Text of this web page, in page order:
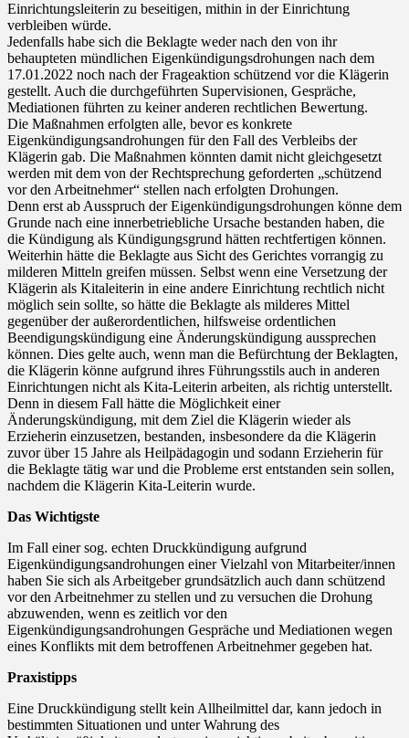
Einrichtungsleiterin zu beseitigen, mithin in der Einrichtung
verbleiben würde.
Jedenfalls habe sich die Beklagte weder nach den von ihr
behaupteten mündlichen Eigenkündigungsdrohungen nach dem
17.01.2022 noch nach der Frageaktion schützend vor die Klägerin
gestellt. Auch die durchgeführten Supervisionen, Gespräche,
Mediationen führten zu keiner anderen rechtlichen Bewertung.
Die Maßnahmen erfolgten alle, bevor es konkrete
Eigenkündigungsandrohungen für den Fall des Verbleibs der
Klägerin gab. Die Maßnahmen könnten damit nicht gleichgesetzt
werden mit dem von der Rechtsprechung geforderten „schützend
vor den Arbeitnehmer“ stellen nach erfolgten Drohungen.
Denn erst ab Ausspruch der Eigenkündigungsdrohungen könne dem
Grunde nach eine innerbetriebliche Ursache bestanden haben, die
die Kündigung als Kündigungsgrund hätten rechtfertigen können.
Weiterhin hätte die Beklagte aus Sicht des Gerichtes vorrangig zu
milderen Mitteln greifen müssen. Selbst wenn eine Versetzung der
Klägerin als Kitaleiterin in eine andere Einrichtung rechtlich nicht
möglich sein sollte, so hätte die Beklagte als milderes Mittel
gegenüber der außerordentlichen, hilfsweise ordentlichen
Beendigungskündigung eine Änderungskündigung aussprechen
können. Dies gelte auch, wenn man die Befürchtung der Beklagten,
die Klägerin könne aufgrund ihres Führungsstils auch in anderen
Einrichtungen nicht als Kita-Leiterin arbeiten, als richtig unterstellt.
Denn in diesem Fall hätte die Möglichkeit einer
Änderungskündigung, mit dem Ziel die Klägerin wieder als
Erzieherin einzusetzen, bestanden, insbesondere da die Klägerin
zuvor über 15 Jahre als Heilpädagogin und sodann Erzieherin für
die Beklagte tätig war und die Probleme erst entstanden sein sollen,
nachdem die Klägerin Kita-Leiterin wurde.
Das Wichtigste
Im Fall einer sog. echten Druckkündigung aufgrund
Eigenkündigungsandrohungen einer Vielzahl von Mitarbeiter/innen
haben Sie sich als Arbeitgeber grundsätzlich auch dann schützend
vor den Arbeitnehmer zu stellen und zu versuchen die Drohung
abzuwenden, wenn es zeitlich vor den
Eigenkündigungsandrohungen Gespräche und Mediationen wegen
eines Konflikts mit dem betroffenen Arbeitnehmer gegeben hat.
Praxistipps
Eine Druckkündigung stellt kein Allheilmittel dar, kann jedoch in
bestimmten Situationen und unter Wahrung des